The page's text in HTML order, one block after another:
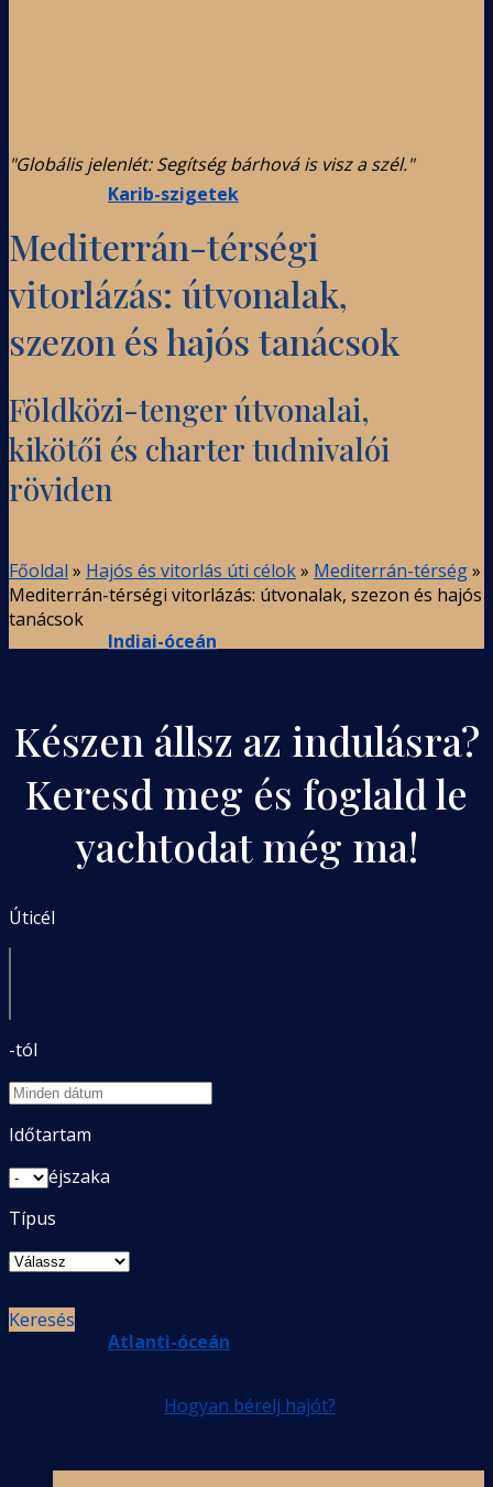
Karib-szigetek
Indiai-óceán
Európa
Atlanti-óceán
"Globális jelenlét: Segítség bárhová is visz a szél."
Mediterrán-térségi
vitorlázás: útvonalak,
szezon és hajós tanácsok
Földközi-tenger útvonalai,
kikötői és charter tudnivalói
röviden
Főoldal » Hajós és vitorlás úti célok» Mediterrán-térség»
Mediterrán-térségi vitorlázás: útvonalak, szezon és hajós
tanácsok
Készen állsz az indulásra?
Keresd meg és foglald le
yachtodat még ma!
Úticél
-tól
Időtartam
éjszaka
Típus
Keresés
Hogyan bérelj hajót?